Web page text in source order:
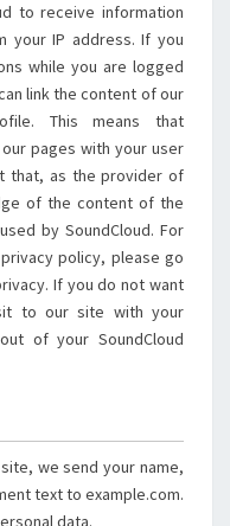
to receive information
your IP address. If you
while you are logged
link the content of our
This means that
pages with your user
that, as the provider of
of the content of the
by SoundCloud. For
policy, please go
If you do not want
to our site with your
of your SoundCloud
we send your name,
text to example.com.
data.